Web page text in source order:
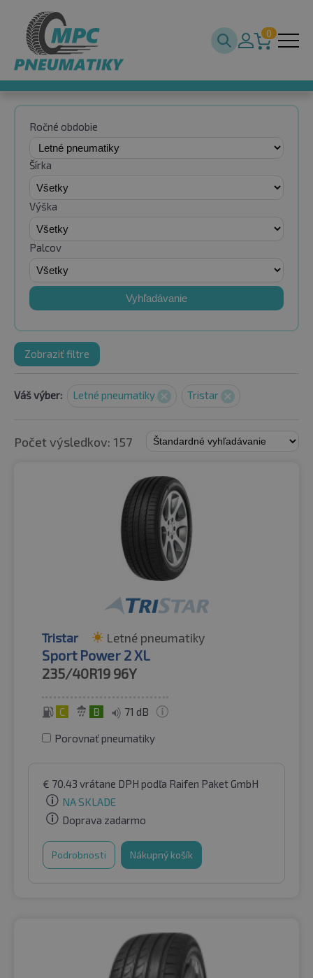
0
Ročné obdobie
Šírka
Výška
Palcov
Vyhľadávanie
Zobraziť filtre
Váš výber: Letné pneumatiky Tristar
Počet výsledkov: 157
Tristar Letné pneumatiky
Sport Power 2 XL
235/40R19 96Y
C B 71 dB
Porovnať pneumatiky
€ 70.43 vrátane DPH podľa Raifen Paket GmbH
NA SKLADE
Doprava zadarmo
Podrobnosti Nákupný košík